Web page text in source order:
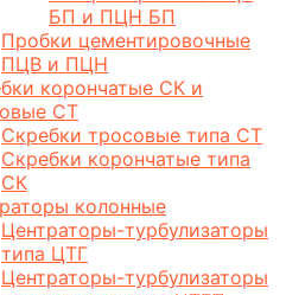
БП и ПЦН БП
Пробки цементировочные
ПЦВ и ПЦН
корончатые СК и
СТ
Скребки тросовые типа СТ
Скребки корончатые типа
СК
колонные
Центраторы-турбулизаторы
типа ЦТГ
Центраторы-турбулизаторы